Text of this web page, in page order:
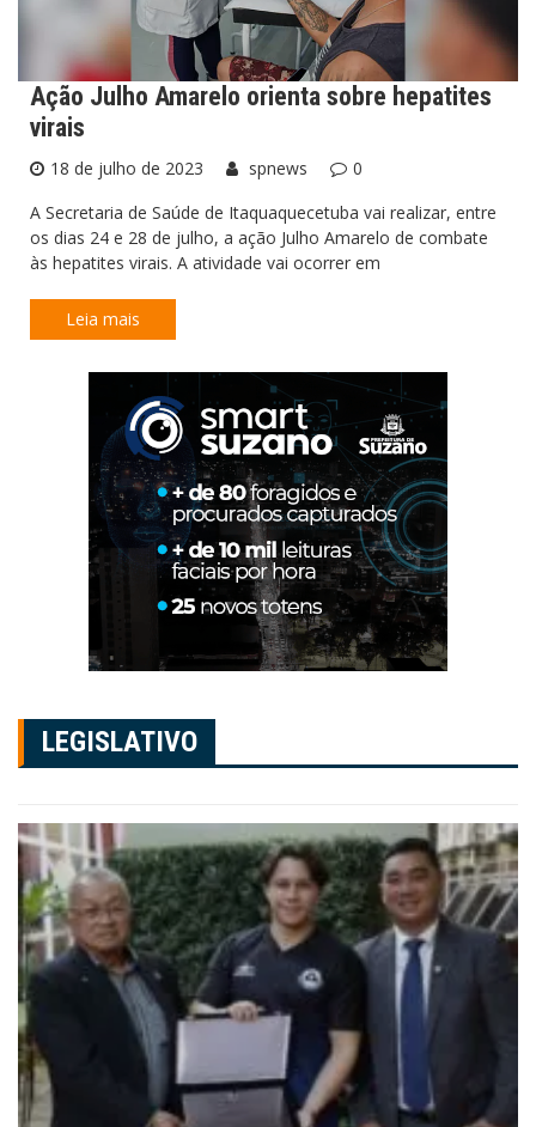
Ação Julho Amarelo orienta sobre hepatites
virais
18 de julho de 2023 spnews
0
A Secretaria de Saúde de Itaquaquecetuba vai realizar, entre
os dias 24 e 28 de julho, a ação Julho Amarelo de combate
às hepatites virais. A atividade vai ocorrer em
Leia mais
LEGISLATIVO